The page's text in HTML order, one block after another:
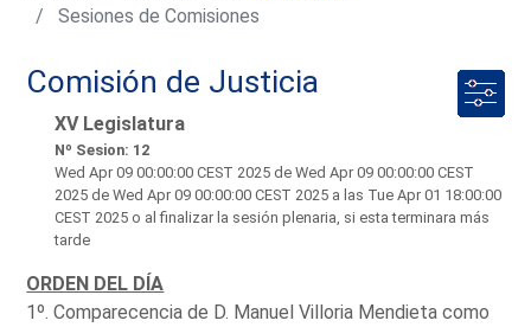
Sesiones de Comisiones
Comisión de Justicia
XV Legislatura
Nº Sesion: 12
Wed Apr 09 00:00:00 CEST 2025 de Wed Apr 09 00:00:00 CEST
2025 de Wed Apr 09 00:00:00 CEST 2025 a las Tue Apr 01 18:00:00
CEST 2025 o al finalizar la sesión plenaria, si esta terminara más
tarde
ORDEN DEL DÍA
1º. Comparecencia de D. Manuel Villoria Mendieta como